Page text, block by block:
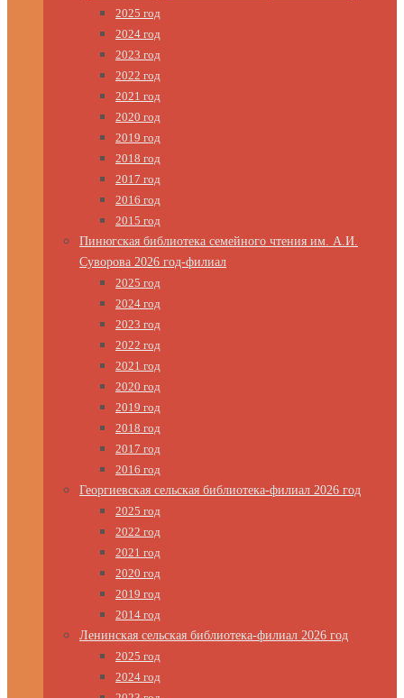
2025 год
2024 год
2023 год
2022 год
2021 год
2020 год
2019 год
2018 год
2017 год
2016 год
2015 год
Пинюгская библиотека семейного чтения им. А.И.
Суворова 2026 год-филиал
2025 год
2024 год
2023 год
2022 год
2021 год
2020 год
2019 год
2018 год
2017 год
2016 год
Георгиевская сельская библиотека-филиал 2026 год
2025 год
2022 год
2021 год
2020 год
2019 год
2014 год
Ленинская сельская библиотека-филиал 2026 год
2025 год
2024 год